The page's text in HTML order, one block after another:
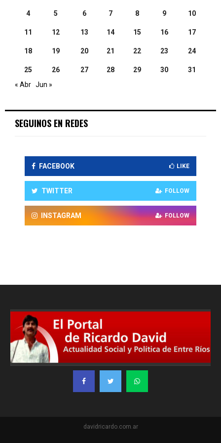
4 5 6 7 8 9 10
11 12 13 14 15 16 17
18 19 20 21 22 23 24
25 26 27 28 29 30
31
« Abr Jun »
SEGUINOS EN REDES
FACEBOOK LIKE
TWITTER FOLLOW
INSTAGRAM FOLLOW
davidricardo.com.ar